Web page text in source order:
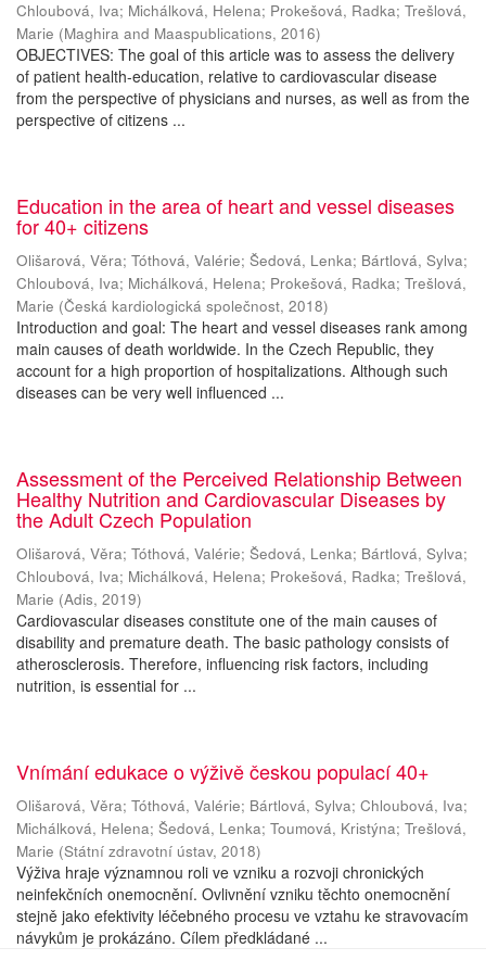
Chloubová, Iva; Michálková, Helena; Prokešová, Radka; Trešlová,
Marie (Maghira and Maaspublications, 2016)
OBJECTIVES: The goal of this article was to assess the delivery
of patient health-education, relative to cardiovascular disease
from the perspective of physicians and nurses, as well as from the
perspective of citizens ...
Education in the area of heart and vessel diseases
for 40+ citizens
Olišarová, Věra; Tóthová, Valérie; Šedová, Lenka; Bártlová, Sylva;
Chloubová, Iva; Michálková, Helena; Prokešová, Radka; Trešlová,
Marie (Česká kardiologická společnost, 2018)
Introduction and goal: The heart and vessel diseases rank among
main causes of death worldwide. In the Czech Republic, they
account for a high proportion of hospitalizations. Although such
diseases can be very well influenced ...
Assessment of the Perceived Relationship Between
Healthy Nutrition and Cardiovascular Diseases by
the Adult Czech Population
Olišarová, Věra; Tóthová, Valérie; Šedová, Lenka; Bártlová, Sylva;
Chloubová, Iva; Michálková, Helena; Prokešová, Radka; Trešlová,
Marie (Adis, 2019)
Cardiovascular diseases constitute one of the main causes of
disability and premature death. The basic pathology consists of
atherosclerosis. Therefore, influencing risk factors, including
nutrition, is essential for ...
Vnímání edukace o výživě českou populací 40+
Olišarová, Věra; Tóthová, Valérie; Bártlová, Sylva; Chloubová, Iva;
Michálková, Helena; Šedová, Lenka; Toumová, Kristýna; Trešlová,
Marie (Státní zdravotní ústav, 2018)
Výživa hraje významnou roli ve vzniku a rozvoji chronických
neinfekčních onemocnění. Ovlivnění vzniku těchto onemocnění
stejně jako efektivity léčebného procesu ve vztahu ke stravovacím
návykům je prokázáno. Cílem předkládané ...